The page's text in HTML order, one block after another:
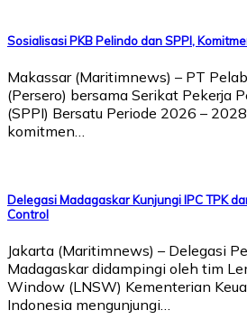
Sosialisasi PKB Pelindo dan SPPI,
Makassar (Maritimnews) – PT
(Persero) bersama Serikat Pekerja
(SPPI) Bersatu Periode 2026 –
komitmen…
Delegasi Madagaskar Kunjungi IPC TPK
Control
Jakarta (Maritimnews) – Delegasi
Madagaskar didampingi oleh tim
Window (LNSW) Kementerian
Indonesia mengunjungi…